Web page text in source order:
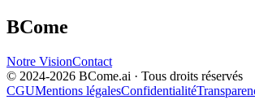
BCome
Notre VisionContact
© 2024-2026 BCome.ai · Tous droits réservés
CGUMentions légalesConfidentialité